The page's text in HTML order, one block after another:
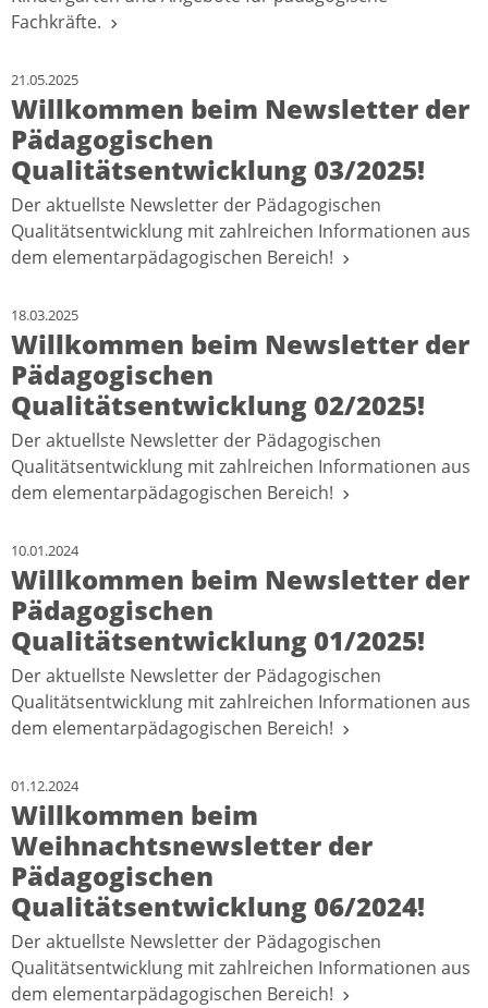
Fachkräfte.
21.05.2025
Willkommen beim Newsletter der
Pädagogischen
Qualitätsentwicklung 03/2025!
Der aktuellste Newsletter der Pädagogischen
Qualitätsentwicklung mit zahlreichen Informationen aus
dem elementarpädagogischen Bereich!
18.03.2025
Willkommen beim Newsletter der
Pädagogischen
Qualitätsentwicklung 02/2025!
Der aktuellste Newsletter der Pädagogischen
Qualitätsentwicklung mit zahlreichen Informationen aus
dem elementarpädagogischen Bereich!
10.01.2024
Willkommen beim Newsletter der
Pädagogischen
Qualitätsentwicklung 01/2025!
Der aktuellste Newsletter der Pädagogischen
Qualitätsentwicklung mit zahlreichen Informationen aus
dem elementarpädagogischen Bereich!
01.12.2024
Willkommen beim
Weihnachtsnewsletter der
Pädagogischen
Qualitätsentwicklung 06/2024!
Der aktuellste Newsletter der Pädagogischen
Qualitätsentwicklung mit zahlreichen Informationen aus
dem elementarpädagogischen Bereich!